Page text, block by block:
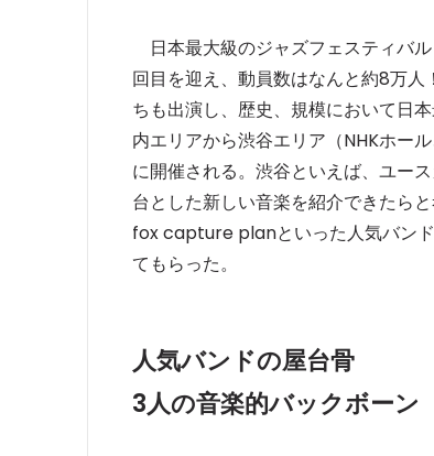
日本最大級のジャズフェスティバ
回目を迎え、動員数はなんと約8万
ちも出演し、歴史、規模において日
内エリアから渋谷エリア（NHKホー
に開催される。渋谷といえば、ユー
台とした新しい音楽を紹介できたら
fox capture planといった人気バン
てもらった。
人気バンドの屋台骨
3人の音楽的バックボーン